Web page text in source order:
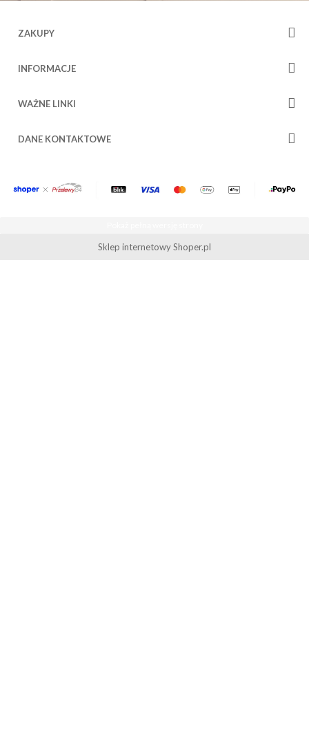
ZAKUPY
INFORMACJE
WAŻNE LINKI
DANE KONTAKTOWE
Sklep internetowy Shoper.pl